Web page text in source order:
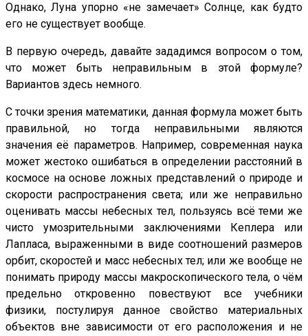
Однако, Луна упорно «не замечает» Солнце, как будто
его не существует вообще.
В первую очередь, давайте зададимся вопросом о том,
что может быть неправильным в этой формуле?
Вариантов здесь немного.
С точки зрения математики, данная формула может быть
правильной, но тогда неправильными являются
значения её параметров. Например, современная наука
может жестоко ошибаться в определении расстояний в
космосе на основе ложных представлений о природе и
скорости распространения света; или же неправильно
оценивать массы небесных тел, пользуясь всё теми же
чисто умозрительными заключениями Кеплера или
Лапласа, выраженными в виде соотношений размеров
орбит, скоростей и масс небесных тел; или же вообще не
понимать природу массы макроскопического тела, о чём
предельно откровенно повествуют все учебники
физики, постулируя данное свойство материальных
объектов вне зависимости от его расположения и не